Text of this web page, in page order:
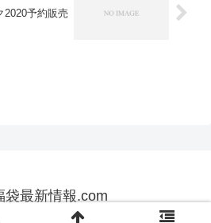
2020予約販売
袋最新情報.com
福袋最新情報.com.